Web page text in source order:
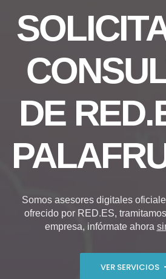
DE
Somos asesores digitales
ofrecido por RED.ES,
empresa, infórmate ahora
VER SERVICIOS